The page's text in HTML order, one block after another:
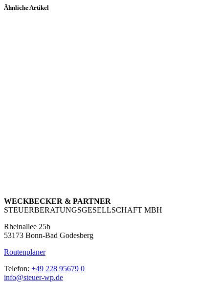
Ähnliche Artikel
WECKBECKER & PARTNER
STEUERBERATUNGSGESELLSCHAFT MBH
Rheinallee 25b
53173 Bonn-Bad Godesberg
Routenplaner
Telefon: +49 228 95679 0
info@steuer-wp.de